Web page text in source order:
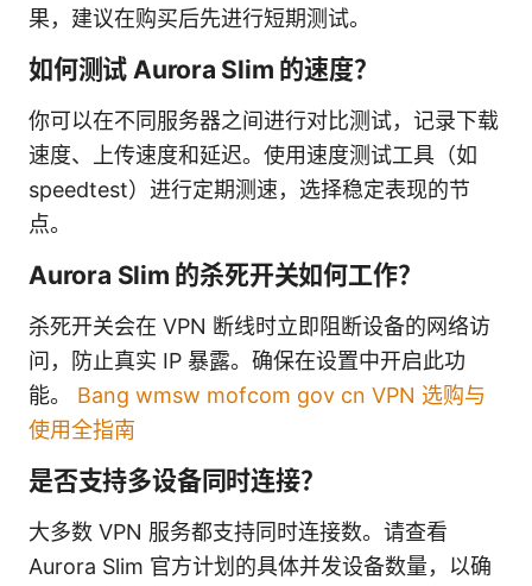
果，建议在购买后先进行短期测试。
如何测试 Aurora Slim 的速度？
你可以在不同服务器之间进行对比测试，记录下载
速度、上传速度和延迟。使用速度测试工具（如
speedtest）进行定期测速，选择稳定表现的节
点。
Aurora Slim 的杀死开关如何工作？
杀死开关会在 VPN 断线时立即阻断设备的网络访
问，防止真实 IP 暴露。确保在设置中开启此功
能。 Bang wmsw mofcom gov cn VPN 选购与
使用全指南
是否支持多设备同时连接？
大多数 VPN 服务都支持同时连接数。请查看
Aurora Slim 官方计划的具体并发设备数量，以确